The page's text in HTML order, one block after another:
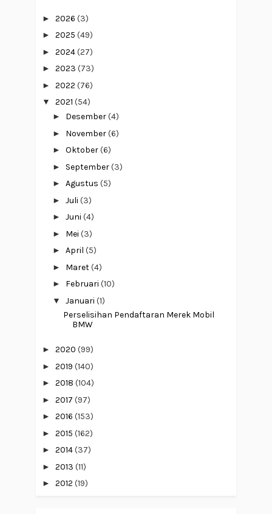
► 2026 (3)
► 2025 (49)
► 2024(27)
► 2023 (73)
► 2022 (76)
▼ 2021 (54)
► Desember(4)
► November(6)
► Oktober(6)
► September(3)
► Agustus (5)
► Juli (3)
► Juni (4)
► Mei (3)
► April (5)
► Maret(4)
► Februari (10)
▼ Januari (1)
Perselisihan Pendaftaran Merek Mobil
BMW
► 2020 (99)
► 2019 (140)
► 2018 (104)
► 2017 (97)
► 2016 (153)
► 2015 (162)
► 2014(37)
► 2013 (11)
► 2012 (19)